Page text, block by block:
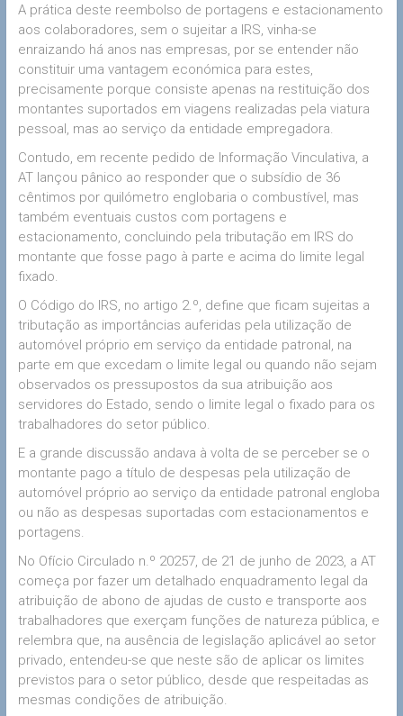
A prática deste reembolso de portagens e estacionamento
aos colaboradores, sem o sujeitar a IRS, vinha-se
enraizando há anos nas empresas, por se entender não
constituir uma vantagem económica para estes,
precisamente porque consiste apenas na restituição dos
montantes suportados em viagens realizadas pela viatura
pessoal, mas ao serviço da entidade empregadora.
Contudo, em recente pedido de Informação Vinculativa, a
AT lançou pânico ao responder que o subsídio de 36
cêntimos por quilómetro englobaria o combustível, mas
também eventuais custos com portagens e
estacionamento, concluindo pela tributação em IRS do
montante que fosse pago à parte e acima do limite legal
fixado.
O Código do IRS, no artigo 2.º, define que ficam sujeitas a
tributação as importâncias auferidas pela utilização de
automóvel próprio em serviço da entidade patronal, na
parte em que excedam o limite legal ou quando não sejam
observados os pressupostos da sua atribuição aos
servidores do Estado, sendo o limite legal o fixado para os
trabalhadores do setor público.
E a grande discussão andava à volta de se perceber se o
montante pago a título de despesas pela utilização de
automóvel próprio ao serviço da entidade patronal engloba
ou não as despesas suportadas com estacionamentos e
portagens.
No Ofício Circulado n.º 20257, de 21 de junho de 2023, a AT
começa por fazer um detalhado enquadramento legal da
atribuição de abono de ajudas de custo e transporte aos
trabalhadores que exerçam funções de natureza pública, e
relembra que, na ausência de legislação aplicável ao setor
privado, entendeu-se que neste são de aplicar os limites
previstos para o setor público, desde que respeitadas as
mesmas condições de atribuição.